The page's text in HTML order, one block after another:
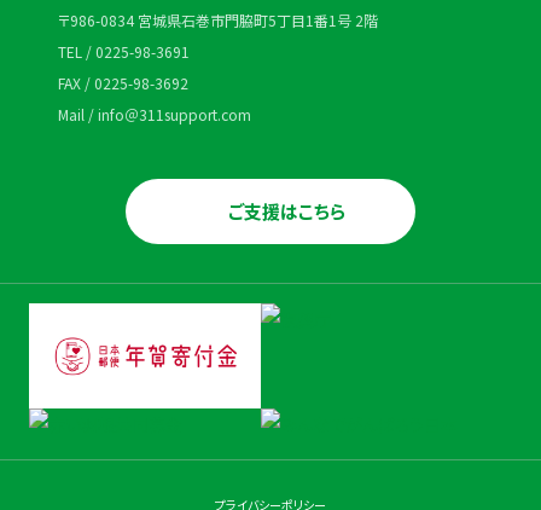
〒986-0834 宮城県石巻市門脇町5丁目1番1号 2階
TEL / 0225-98-3691
FAX / 0225-98-3692
Mail / info＠311support.com
ご支援はこちら
プライバシーポリシー